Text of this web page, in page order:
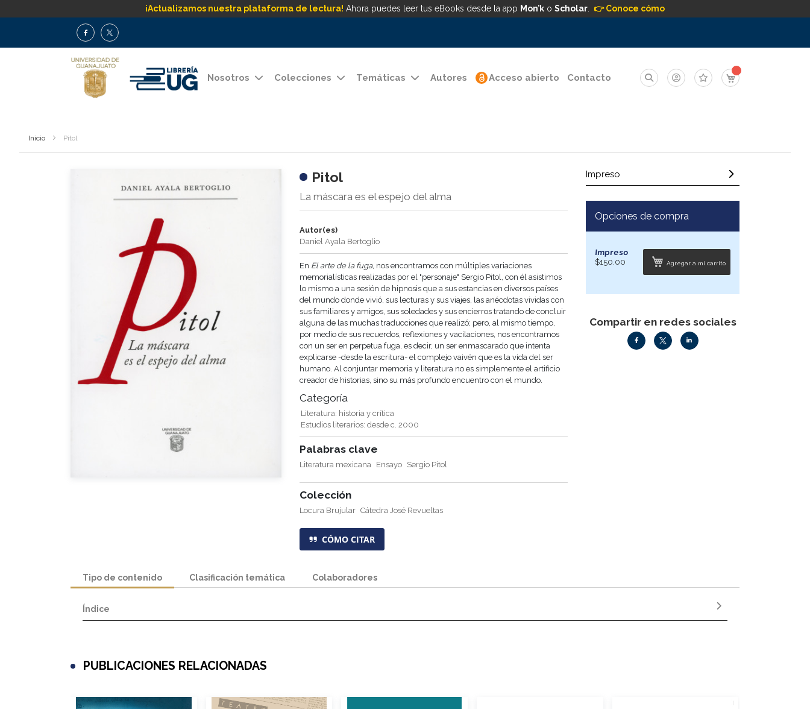
¡Actualizamos nuestra plataforma de lectura! Ahora puedes leer tus eBooks desde la app Mon’k oScholar 👉 Conoce cómo
Nosotros Colecciones Temáticas Autores Acceso abierto Contacto Mi carrito
Inicio Pitol
Pitol
La máscara es el espejo del alma
Autor(es)
Daniel Ayala Bertoglio
En El arte de la fuga, nos encontramos con múltiples variaciones
memorialísticas realizadas por el "personaje" Sergio Pitol, con él asistimos
lo mismo a una sesión de hipnosis que a sus estancias en diversos países
del mundo donde vivió, sus lecturas y sus viajes, las anécdotas vividas con
sus familiares y amigos, sus soledades y sus encierros tratando de concluir
alguna de las muchas traducciones que realizó; pero, al mismo tiempo,
por medio de sus recuerdos, reflexiones y vacilaciones, nos encontramos
con un ser en perpetua fuga, es decir, un ser enmascarado que intenta
explicarse -desde la escritura- el complejo vaivén que es la vida del ser
humano. Al conjuntar memoria y literatura no es simplemente el artificio
creador de historias, sino su más profundo encuentro con el mundo.
Categoría
Literatura: historia y crítica
Estudios literarios: desde c. 2000
Palabras clave
Literatura mexicana Ensayo Sergio Pitol
Colección
Locura Brujular Cátedra José Revueltas
CÓMO CITAR
Impreso
Opciones de compra
Impreso
$150.00
Agregar a mi carrito
Compartir en redes sociales
Tipo de contenido
Índice
Clasificación temática Colaboradores
PUBLICACIONES RELACIONADAS